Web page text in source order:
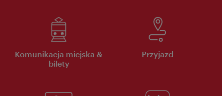
Komunikacja miejska &
bilety
Przyjazd